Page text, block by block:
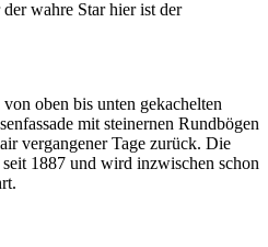
wahre Star hier ist der
oben bis unten gekachelten
mit steinernen Rundbögen
vergangener Tage zurück. Die
1887 und wird inzwischen schon